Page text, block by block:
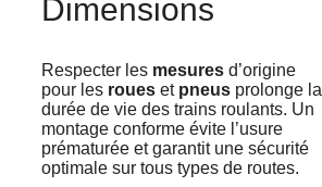
Dimensions
Respecter les mesures d’origine
pour les roues et pneus prolonge la
durée de vie des trains roulants. Un
montage conforme évite l’usure
prématurée et garantit une sécurité
optimale sur tous types de routes.